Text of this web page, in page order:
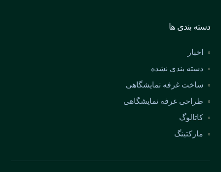
دسته بندی ها
اخبار
دسته بندی نشده
ساخت غرفه نمایشگاهی
طراحی غرفه نمایشگاهی
کاتالوگ
مارکتینگ